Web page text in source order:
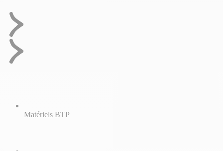
Matériels BTP